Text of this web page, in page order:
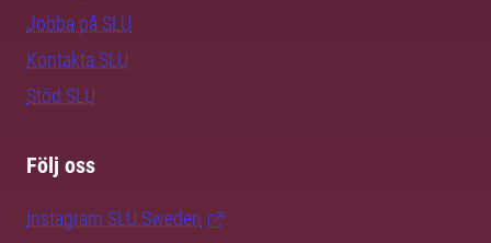
Jobba på SLU
Kontakta SLU
Stöd SLU
Följ oss
Instagram SLU.Sweden